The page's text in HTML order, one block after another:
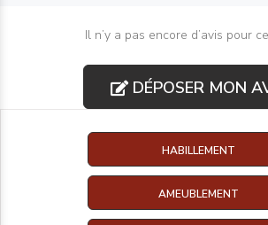
Il n’y a pas encore d’avis pour
DÉPOSER MON
HABILLEMENT
AMEUBLEMENT